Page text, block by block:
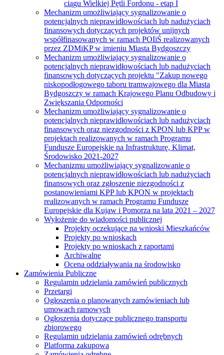
ciągu Wielkiej Pętli Fordonu - etap I
Mechanizm umożliwiający sygnalizowanie o
potencjalnych nieprawidłowościach lub nadużyciach
finansowych dotyczących projektów unijnych
współfinasowanych w ramach POIiŚ realizowanych
przez ZDMiKP w imieniu Miasta Bydgoszczy
Mechanizm umożliwiający sygnalizowanie o
potencjalnych nieprawidłowościach lub nadużyciach
finansowych dotyczących projektu "Zakup nowego
niskopodłogowego taboru tramwajowego dla Miasta
Bydgoszczy w ramach Krajowego Planu Odbudowy i
Zwiększania Odporności
Mechanizm umożliwiający sygnalizowanie o
potencjalnych nieprawidłowościach lub nadużyciach
finansowych oraz niezgodności z KPON lub KPP w
projektach realizowanych w ramach Programu
Fundusze Europejskie na Infrastrukturę, Klimat,
Środowisko 2021-2027
Mechanizmu umożliwiający sygnalizowanie o
potencjalnych nieprawidłowościach lub nadużyciach
finansowych oraz zgłoszenie niezgodności z
postanowieniami KPP lub KPON w projektach
realizowanych w ramach Programu Fundusze
Europejskie dla Kujaw i Pomorza na lata 2021 – 2027
Wyłożenie do wiadomości publicznej
Projekty oczekujące na wnioski Mieszkańców
Projekty po wnioskach
Projekty po wnioskach z raportami
Archiwalne
Ocena oddziaływania na środowisko
Zamówienia Publiczne
Regulamin udzielania zamówień publicznych
Przetargi
Ogłoszenia o planowanych zamówieniach lub
umowach ramowych
Ogłoszenia dotyczące publicznego transportu
zbiorowego
Regulamin udzielania zamówień odrębnych
Platforma zakupowa